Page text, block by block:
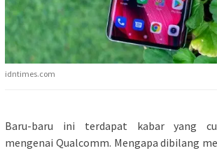
idntimes.com
Baru-baru ini terdapat kabar yang
mengenai Qualcomm. Mengapa dibilang